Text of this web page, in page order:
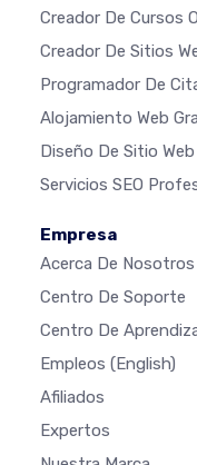
Creador De Cursos
Creador De Sitios
Programador De
Alojamiento Web
Diseño De Sitio
Servicios SEO
Empresa
Acerca De Nosotros
Centro De Soporte
Centro De
Empleos (English)
Afiliados
Expertos